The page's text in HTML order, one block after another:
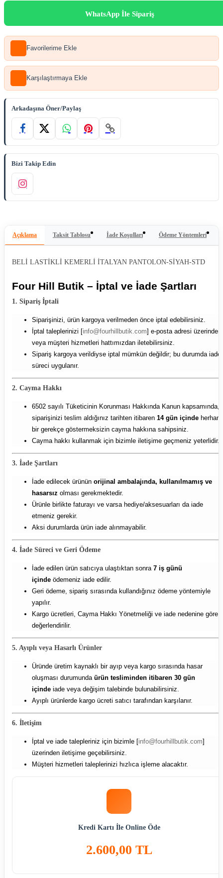
WhatsApp İle Sipariş
Favorilerime Ekle
Karşılaştırmaya Ekle
Arkadaşına Öner/Paylaş
Bizi Takip Edin
Açıklama Taksit Tablosu İade Koşulları Ödeme Yöntemleri
BELİ LASTİKLİ KEMERLİ İTALYAN PANTOLON-SİYAH-STD
Four Hill Butik – İptal ve İade Şartları
1. Sipariş İptali
Siparişinizi, ürün kargoya verilmeden önce iptal edebilirsiniz.
İptal taleplerinizi [info@fourhillbutik.com] e-posta adresi üzerinden
veya müşteri hizmetleri hattımızdan iletebilirsiniz.
Sipariş kargoya verildiyse iptal mümkün değildir; bu durumda iade
süreci uygulanır.
2. Cayma Hakkı
6502 sayılı Tüketicinin Korunması Hakkında Kanun kapsamında,
siparişinizi teslim aldığınız tarihten itibaren 14 gün içinde
bir gerekçe göstermeksizin cayma hakkına sahipsiniz.
Cayma hakkı kullanmak için bizimle iletişime geçmeniz yeterlidir.
3. İade Şartları
İade edilecek ürünün orijinal ambalajında, kullanılmamış ve
hasarsız olması gerekmektedir.
Ürünle birlikte faturayı ve varsa hediye/aksesuarları da iade
etmeniz gerekir.
Aksi durumlarda ürün iade alınmayabilir.
4. İade Süreci ve Geri Ödeme
İade edilen ürün satıcıya ulaştıktan sonra 7 iş günü
içinde ödemeniz iade edilir.
Geri ödeme, sipariş sırasında kullandığınız ödeme yöntemiyle
yapılır.
Kargo ücretleri, Cayma Hakkı Yönetmeliği ve iade nedenine göre
değerlendirilir.
5. Ayıplı veya Hasarlı Ürünler
Üründe üretim kaynaklı bir ayıp veya kargo sırasında hasar
oluşması durumunda ürün tesliminden itibaren 30 gün
içinde iade veya değişim talebinde bulunabilirsiniz.
Ayıplı ürünlerde kargo ücreti satıcı tarafından karşılanır.
6. İletişim
İptal ve iade talepleriniz için bizimle [info@fourhillbutik.com]
üzerinden iletişime geçebilirsiniz.
Müşteri hizmetleri taleplerinizi hızlıca işleme alacaktır.
Kredi Kartı İle Online Öde
2.600,00 TL